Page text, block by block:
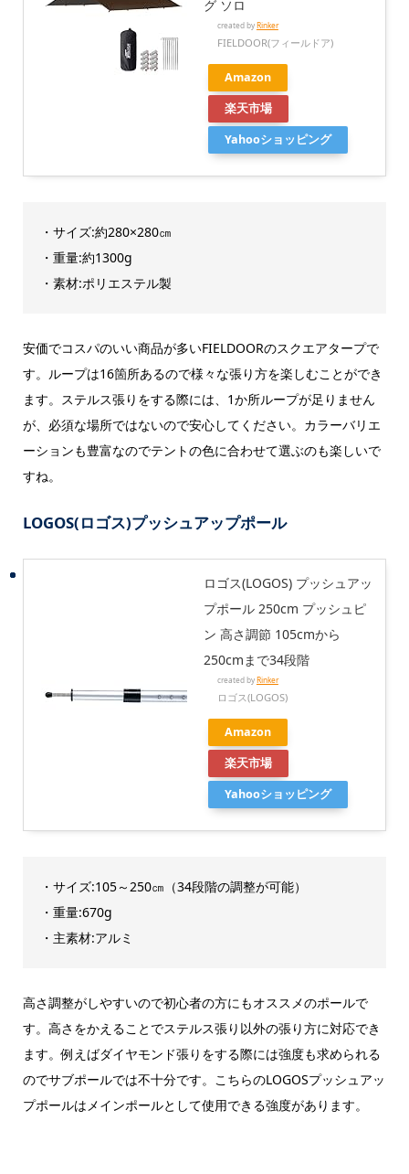
グ ソロ
created byRinker
FIELDOOR(フィールドア)
Amazon
楽天市場
Yahooショッピング
・サイズ:約280×280㎝
・重量:約1300g
・素材:ポリエステル製
安価でコスパのいい商品が多いFIELDOORのスクエアタープで
す。ループは16箇所あるので様々な張り方を楽しむことができ
ます。ステルス張りをする際には、1か所ループが足りません
が、必須な場所ではないので安心してください。カラーバリエ
ーションも豊富なのでテントの色に合わせて選ぶのも楽しいで
すね。
LOGOS(ロゴス)プッシュアップポール
ロゴス(LOGOS) プッシュアッ
プポール 250cm プッシュピ
ン 高さ調節 105cmから
250cmまで34段階
created byRinker
ロゴス(LOGOS)
Amazon
楽天市場
Yahooショッピング
・サイズ:105～250㎝（34段階の調整が可能）
・重量:670g
・主素材:アルミ
高さ調整がしやすいので初心者の方にもオススメのポールで
す。高さをかえることでステルス張り以外の張り方に対応でき
ます。例えばダイヤモンド張りをする際には強度も求められる
のでサブポールでは不十分です。こちらのLOGOSプッシュアッ
プポールはメインポールとして使用できる強度があります。